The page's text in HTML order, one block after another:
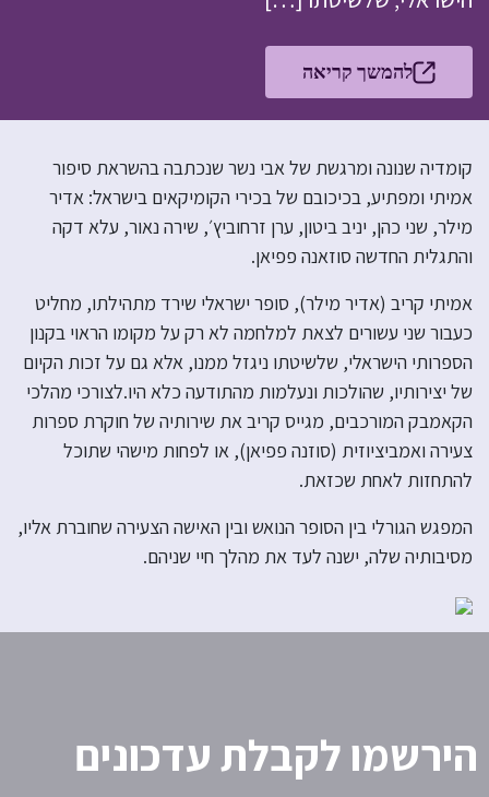
להמשך קריאה
קומדיה שנונה ומרגשת של אבי נשר שנכתבה בהשראת סיפור
אמיתי ומפתיע, בכיכובם של בכירי הקומיקאים בישראל: אדיר
מילר, שני כהן, יניב ביטון, ערן זרחוביץ׳, שירה נאור, עלא דקה
והתגלית החדשה סוזאנה פפיאן.
אמיתי קריב (אדיר מילר), סופר ישראלי שירד מתהילתו, מחליט
כעבור שני עשורים לצאת למלחמה לא רק על מקומו הראוי בקנון
הספרותי הישראלי, שלשיטתו ניגזל ממנו, אלא גם על זכות הקיום
של יצירותיו, שהולכות ונעלמות מהתודעה כלא היו.לצורכי מהלכי
הקאמבק המורכבים, מגייס קריב את שירותיה של חוקרת ספרות
צעירה ואמביציוזית (סוזנה פפיאן), או לפחות מישהי שתוכל
להתחזות לאחת שכזאת.
המפגש הגורלי בין הסופר הנואש ובין האישה הצעירה שחוברת אליו,
מסיבותיה שלה, ישנה לעד את מהלך חיי שניהם.
הירשמו לקבלת עדכונים